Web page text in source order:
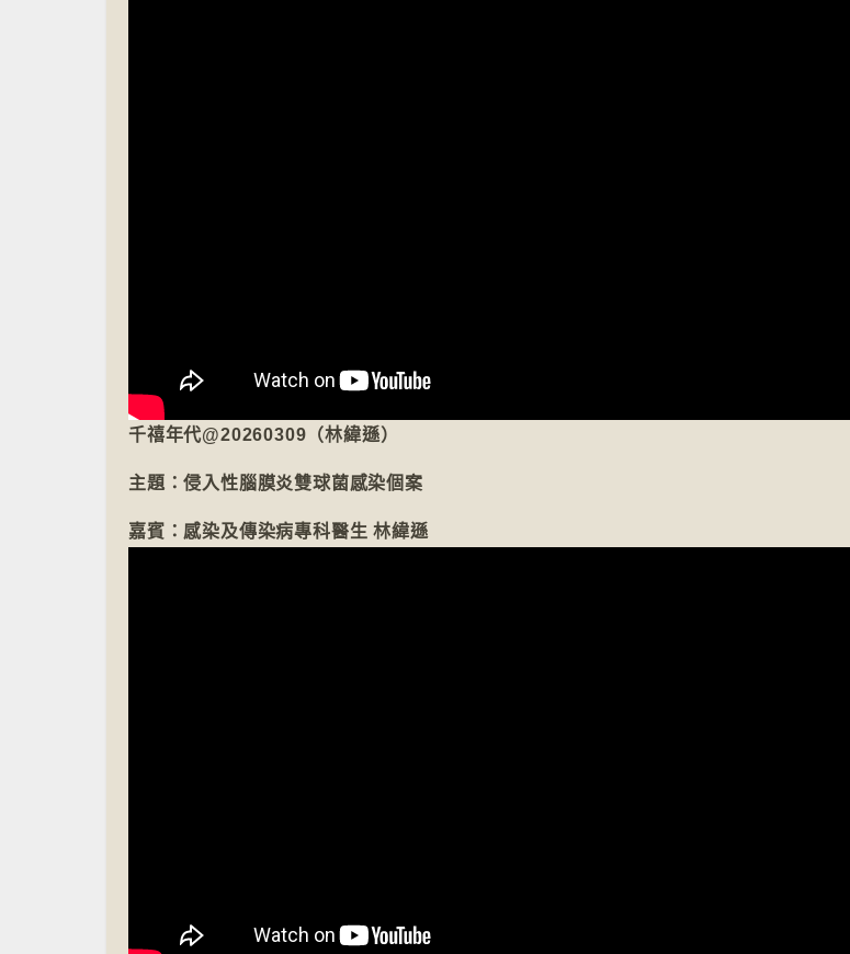
千禧年代@20260309（林緯遜）
主題：侵入性腦膜炎雙球菌感染個案
嘉賓：感染及傳染病專科醫生 林緯遜